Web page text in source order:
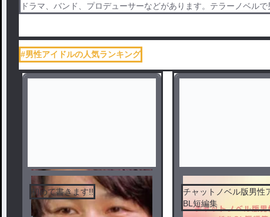
ドラマ、バンド、プロデューサーなどがあります。テラーノベル
#男性アイドルの人気ランキング
初めて書きます!!
チャットノベル版男性
BL短編集